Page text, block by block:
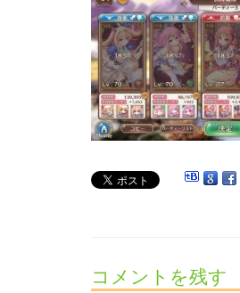
コメントを残す